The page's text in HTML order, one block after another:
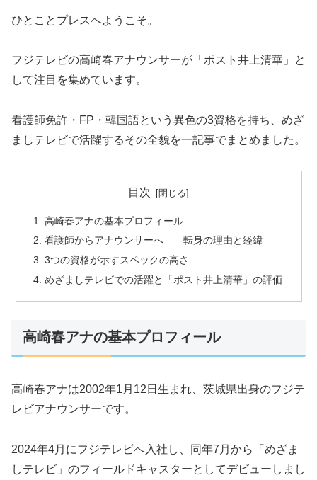
ひとことプレスへようこそ。
フジテレビの高崎春アナウンサーが「ポスト井上清華」と
して注目を集めています。
看護師免許・FP・韓国語という異色の3資格を持ち、めざ
ましテレビで活躍するその全貌を一記事でまとめました。
目次
高崎春アナの基本プロフィール
看護師からアナウンサーへ——転身の理由と経緯
3つの資格が示すスペックの高さ
めざましテレビでの活躍と「ポスト井上清華」の評価
高崎春アナの基本プロフィール
高崎春アナは2002年1月12日生まれ、茨城県出身のフジテ
レビアナウンサーです。
2024年4月にフジテレビへ入社し、同年7月から「めざま
しテレビ」のフィールドキャスターとしてデビューしまし